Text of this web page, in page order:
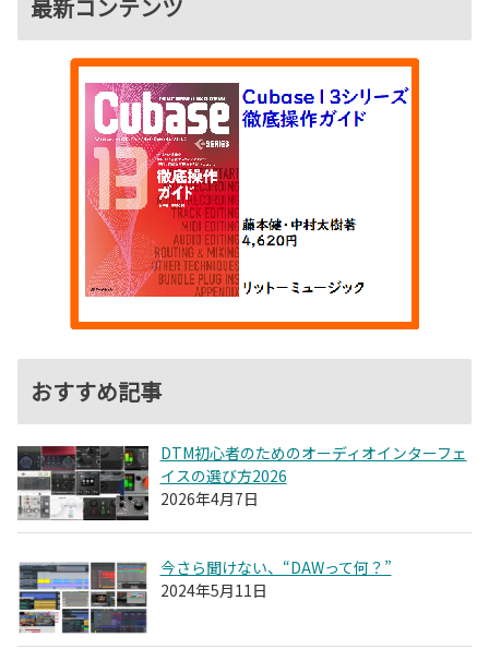
最新コンテンツ
おすすめ記事
DTM初心者のためのオーディオインターフェ
イスの選び方2026
2026年4月7日
今さら聞けない、“DAWって何？”
2024年5月11日